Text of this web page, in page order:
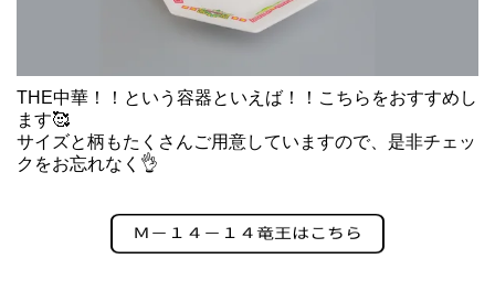
THE中華！！という容器といえば！！こちらをおすすめし
ます🥰
サイズと柄もたくさんご用意していますので、是非チェッ
クをお忘れなく👌